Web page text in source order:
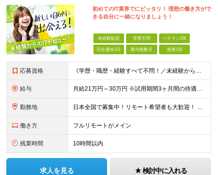
初めてのIT業界でにピッタリ！ 理想の働き方がで
きる自分に一緒になりましょう！
未経験歓迎 学歴不問 ベテランOK
完全週休2日 賞与複数月 面接1回
応募資格 《学歴・職歴・経験すべて不問！／未経験からのチャレンジ大歓迎◎》 ▼こんな気持ち、ひとつでも当てはまる方はぜひ！ □ なにか、人生を変えるきっかけがほしい □ 立ち仕事に疲れて、そろそろ座り仕事がい
給与 月給21万円～30万円 ※試用期間3ヶ月間の待遇に変動はありません。 ※みなし残業代(月20時間分29,725円～)を含む。（※超過分は追加支給）
勤務地 日本全国で募集中！リモート希望者も大歓迎！ ※クライアントオフィスへの出勤が必要な場合は、 「東京オフィス」または「首都圏・関西圏」になります ※勤務地の選択はご希望を考慮し、転居を伴う転勤はありま
働き方 フルリモートがメイン
残業時間 10時間以内
求人を見る 検討中に入れる